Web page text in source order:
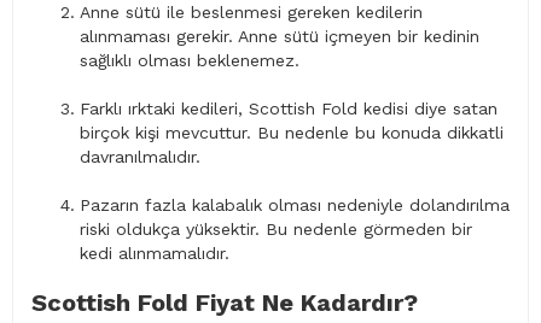
Anne sütü ile beslenmesi gereken kedilerin
alınmaması gerekir. Anne sütü içmeyen bir kedinin
sağlıklı olması beklenemez.
Farklı ırktaki kedileri, Scottish Fold kedisi diye satan
birçok kişi mevcuttur. Bu nedenle bu konuda dikkatli
davranılmalıdır.
Pazarın fazla kalabalık olması nedeniyle dolandırılma
riski oldukça yüksektir. Bu nedenle görmeden bir
kedi alınmamalıdır.
Scottish Fold Fiyat Ne Kadardır?